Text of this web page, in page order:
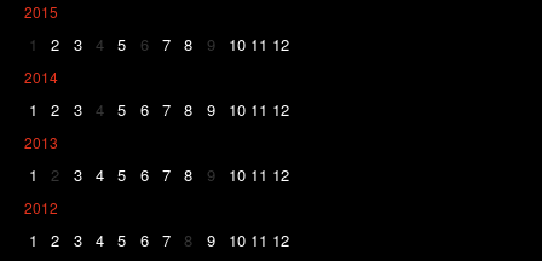
2015
1 2 3 4 5 6 7 8 9 10 11 12
2014
1 2 3 4 5 6 7 8 9 10 11 12
2013
1 2 3 4 5 6 7 8 9 10 11 12
2012
1 2 3 4 5 6 7 8 9 10 11 12